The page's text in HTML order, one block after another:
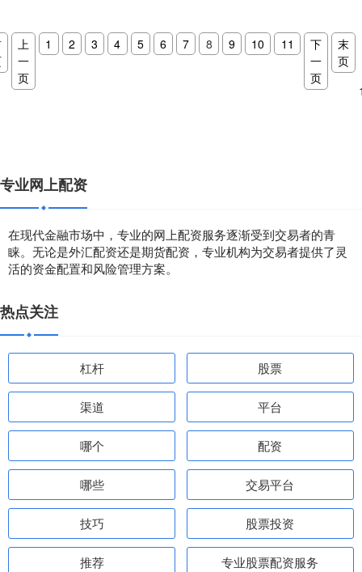
上
一
页
1 2 3 4 5 6 7 8 9 10 11
下
一
页
末
页
专业网上配资
在现代金融市场中，专业的网上配资服务逐渐受到交易者的青
睐。无论是外汇配资还是期货配资，专业机构为交易者提供了灵
活的资金配置和风险管理方案。
热点关注
杠杆 股票
渠道 平台
哪个 配资
哪些 交易平台
技巧 股票投资
推荐 专业股票配资服务